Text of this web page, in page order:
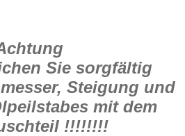
Sie sorgfältig
Steigung und
mit dem
!!!!!!!!